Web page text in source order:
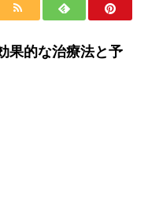
果的な治療法と予